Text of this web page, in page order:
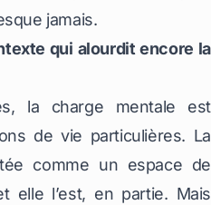
jamais.
qui alourdit encore la
la charge mentale est
de vie particulières. La
comme un espace de
elle l’est, en partie. Mais